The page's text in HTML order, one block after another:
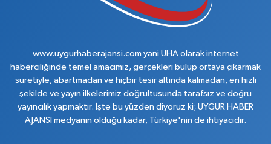
www.uygurhaberajansi.com yani UHA olarak internet
haberciliğinde temel amacımız, gerçekleri bulup ortaya çıkarmak
suretiyle, abartmadan ve hiçbir tesir altında kalmadan, en hızlı
şekilde ve yayın ilkelerimiz doğrultusunda tarafsız ve doğru
yayıncılık yapmaktır. İşte bu yüzden diyoruz ki; UYGUR HABER
AJANSI medyanın olduğu kadar, Türkiye'nin de ihtiyacıdır.